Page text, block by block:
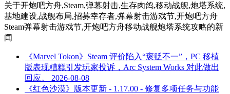
关于开炮吧方舟,Steam,弹幕射击,生存肉鸽,移动战舰,炮塔系统,
基地建设,战舰布局,招募幸存者,弹幕射击游戏节,开炮吧方舟
Steam弹幕射击游戏节,开炮吧方舟移动战舰炮塔系统攻略的新
闻
《Marvel Tokon》Steam 评价陷入“褒贬不一”，PC 移植
版表现糟糕引发玩家投诉，Arc System Works 对此做出
回应。
2026-08-08
《红色沙漠》版本更新 - 1.17.00 - 修复多项任务与功能